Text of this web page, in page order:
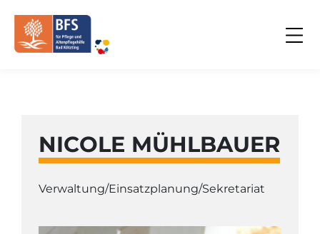
NICOLE MÜHLBAUER
Verwaltung/Einsatzplanung/Sekretariat